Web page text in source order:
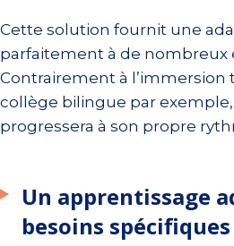
Cette solution fournit une
parfaitement à de nombreux
Contrairement à l’immersion
collège bilingue par
progressera à son propre
Un apprentissage
besoins spécifiques